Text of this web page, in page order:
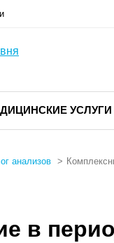
УСЛУГИ
анализов
в